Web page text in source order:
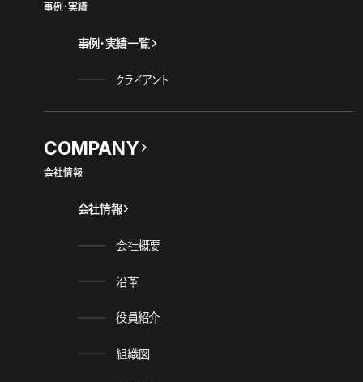
事例・実績
事例・実績一覧
クライアント
COMPANY
会社情報
会社情報
会社概要
沿革
役員紹介
組織図